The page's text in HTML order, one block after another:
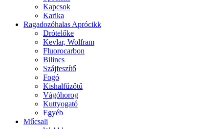
Kapcsok
Karika
Ragadozóhalas Aprócikk
Drótelőke
Kevlar, Wolfram
Fluorocarbon
Bilincs
Szájfeszítő
Fogó
Kishalfűzőtű
Vágóhorog
Kuttyogató
Egyéb
Műcsali